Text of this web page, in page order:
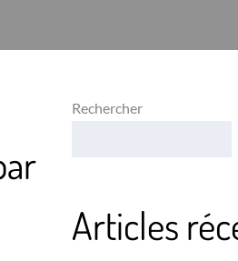
Rechercher
Articles